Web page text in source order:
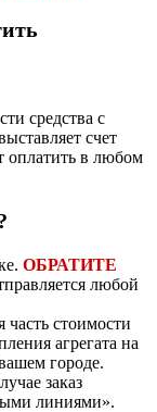
средства с
счет
оплатить в любом
ОБРАТИТЕ
любой
часть стоимости
агрегата на
городе.
заказ
линиями».